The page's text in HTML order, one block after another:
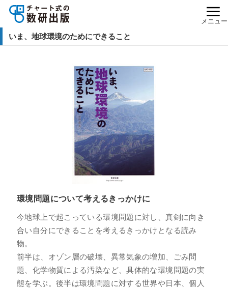
メニュー
いま、地球環境のためにできること
環境問題について考えるきっかけに
今地球上で起こっている環境問題に対し、真剣に向き
合い自分にできることを考えるきっかけとなる読み
物。
前半は、オゾン層の破壊、異常気象の増加、ごみ問
題、化学物質による汚染など、具体的な環境問題の実
態を学ぶ。後半は環境問題に対する世界や日本、個人